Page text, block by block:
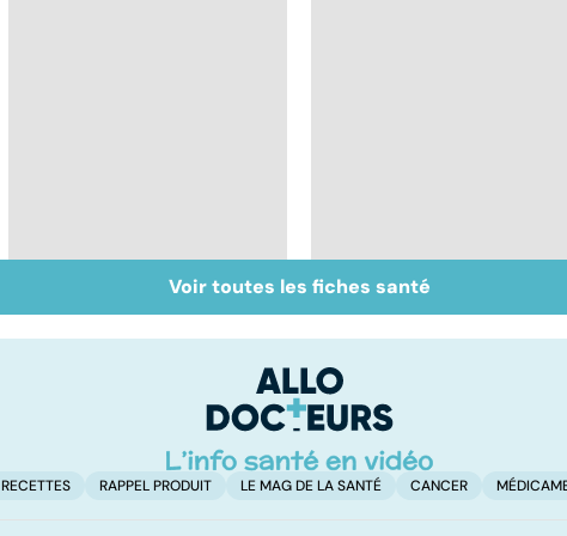
La sciatique : un
symptôme
Comment tenir ses
bonnes résolutions
Voir toutes les fiches santé
RECETTES RAPPEL PRODUIT LE MAG DE LA SANTÉ CANCER